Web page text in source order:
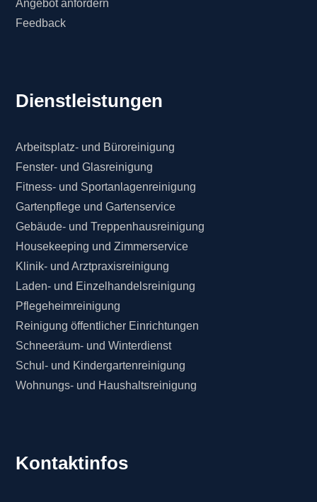
Angebot anfordern
Feedback
Dienstleistungen
Arbeitsplatz- und Büroreinigung
Fenster- und Glasreinigung
Fitness- und Sportanlagenreinigung
Gartenpflege und Gartenservice
Gebäude- und Treppenhausreinigung
Housekeeping und Zimmerservice
Klinik- und Arztpraxisreinigung
Laden- und Einzelhandelsreinigung
Pflegeheimreinigung
Reinigung öffentlicher Einrichtungen
Schneeräum- und Winterdienst
Schul- und Kindergartenreinigung
Wohnungs- und Haushaltsreinigung
Kontaktinfos